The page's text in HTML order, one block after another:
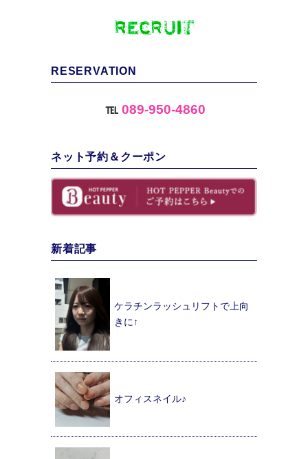
RESERVATION
℡ 089-950-4860
ネット予約＆クーポン
新着記事
ケラチンラッシュリフトで上向
きに↑
オフィスネイル♪